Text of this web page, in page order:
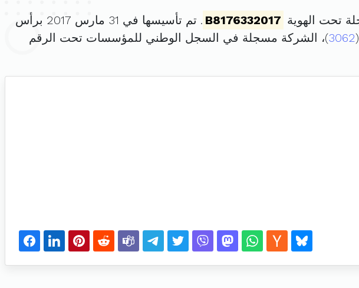
تحت الهوية B8176332017
. تم تأسيسها في 31 مارس 2017 برأس
3062)، الشركة مسجلة في السجل الوطني للمؤسسات تحت الرقم